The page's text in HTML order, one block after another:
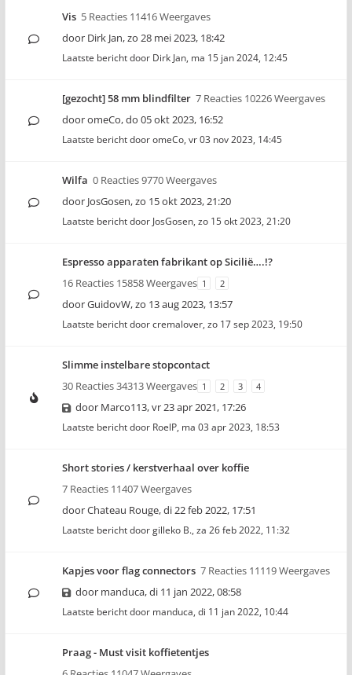
Vis 5 Reacties 11416 Weergaves
door Dirk Jan,zo 28 mei 2023, 18:42
Laatste bericht door Dirk Jan, ma 15 jan 2024, 12:45
[gezocht] 58 mm blindfilter 7 Reacties 10226 Weergaves
dooromeCo,do 05 okt 2023, 16:52
Laatste bericht dooromeCo, vr 03 nov 2023, 14:45
Wilfa 0 Reacties 9770 Weergaves
door JosGosen,zo 15 okt 2023, 21:20
Laatste bericht door JosGosen, zo 15 okt 2023, 21:20
Espresso apparaten fabrikant op Sicilië….!?
16 Reacties 15858 Weergaves 1 2
doorGuidovW,zo 13 aug 2023, 13:57
Laatste bericht doorcremalover, zo 17 sep 2023, 19:50
Slimme instelbare stopcontact
30 Reacties 34313 Weergaves 1 2 3 4
door Marco113,vr 23 apr 2021, 17:26
Laatste bericht door RoelP, ma 03 apr 2023, 18:53
Short stories / kerstverhaal over koffie
7 Reacties 11407 Weergaves
doorChateau Rouge,di 22 feb 2022, 17:51
Laatste bericht doorgilleko B., za 26 feb 2022, 11:32
Kapjes voor flag connectors 7 Reacties 11119 Weergaves
door manduca,di 11 jan 2022, 08:58
Laatste bericht door manduca, di 11 jan 2022, 10:44
Praag - Must visit koffietentjes